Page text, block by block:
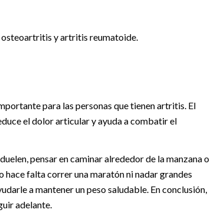
osteoartritis y artritis reumatoide.
para las personas que tienen artritis. El
el dolor articular y ayuda a combatir el
pensar en caminar alrededor de la manzana o
hace falta correr una maratón ni nadar grandes
a mantener un peso saludable. En conclusión,
adelante.